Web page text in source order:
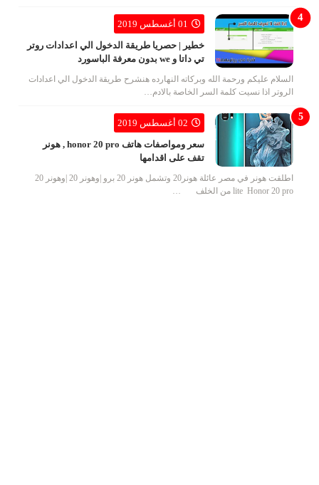
01 أغسطس 2019
خطير | حصريا طريقة الدخول الي اعدادات روتر
تي داتا و we بدون معرفة الباسورد
السلام عليكم ورحمة الله وبركاته النهارده هنشرح طريقة الدخول الي اعدادات
الروتر اذا نسيت كلمة السر الخاصة بالادم…
02 أغسطس 2019
سعر ومواصفات هاتف honor 20 pro , هونر
تقف على اقدامها
اطلقت هونر في مصر عائلة هونر20 وتشمل هونر 20 برو |وهونر 20 |وهونر 20
lite Honor 20 pro من الخلف …